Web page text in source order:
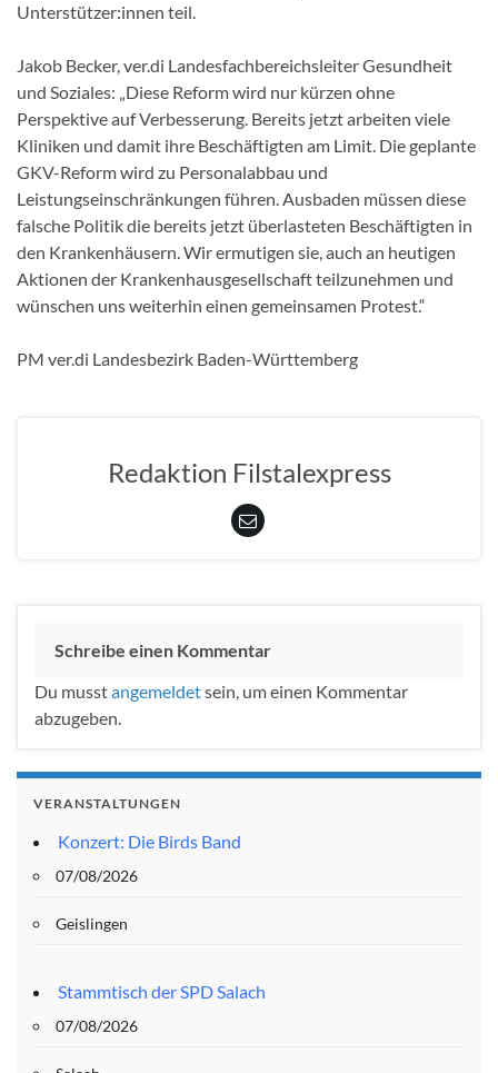
Unterstützer:innen teil.
Jakob Becker, ver.di Landesfachbereichsleiter Gesundheit
und Soziales: „Diese Reform wird nur kürzen ohne
Perspektive auf Verbesserung. Bereits jetzt arbeiten viele
Kliniken und damit ihre Beschäftigten am Limit. Die geplante
GKV-Reform wird zu Personalabbau und
Leistungseinschränkungen führen. Ausbaden müssen diese
falsche Politik die bereits jetzt überlasteten Beschäftigten in
den Krankenhäusern. Wir ermutigen sie, auch an heutigen
Aktionen der Krankenhausgesellschaft teilzunehmen und
wünschen uns weiterhin einen gemeinsamen Protest.“
PM ver.di Landesbezirk Baden-Württemberg
Redaktion Filstalexpress
Schreibe einen Kommentar
Du musstangemeldetsein, um einen Kommentar
abzugeben.
VERANSTALTUNGEN
Konzert: Die Birds Band
07/08/2026
Geislingen
Stammtisch der SPD Salach
07/08/2026